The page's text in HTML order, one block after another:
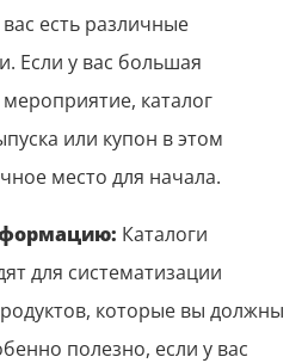
есть различные
Если у вас большая
каталог
или купон в этом
место для начала.
Каталоги
для систематизации
которые вы должны
полезно, если у вас